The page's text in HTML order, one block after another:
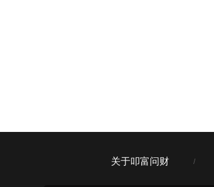
关于叩富问财 /